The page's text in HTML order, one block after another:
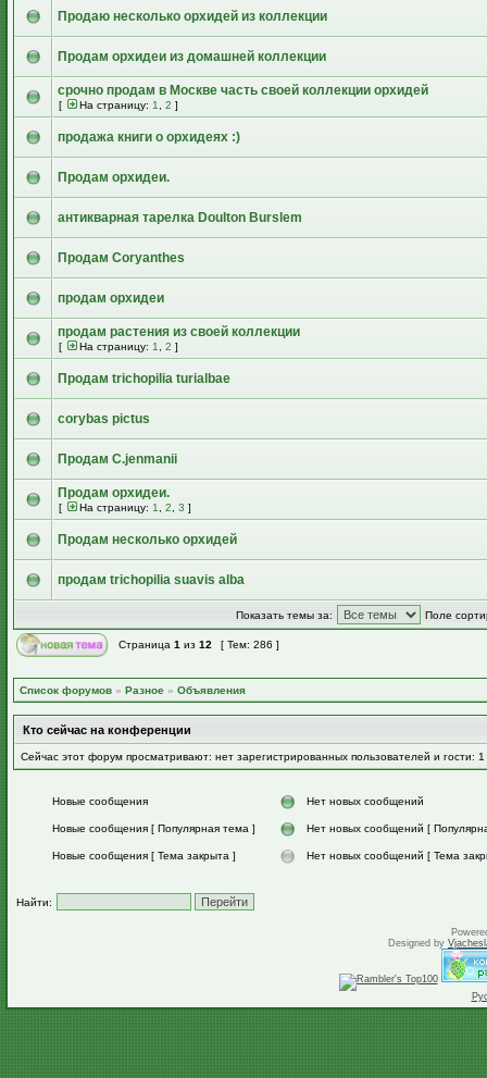
Продаю несколько орхидей из коллекции
Продам орхидеи из домашней коллекции
срочно продам в Москве часть своей коллекции орхидей
[ На страницу: 1 2 ]
продажа книги о орхидеях :)
Продам орхидеи.
антикварная тарелка Doulton Burslem
Продам Coryanthes
продам орхидеи
продам растения из своей коллекции
[ На страницу: 1 2 ]
Продам trichopilia turialbae
corybas pictus
Продам C.jenmanii
Продам орхидеи.
[ На страницу: 1 2 3 ]
Продам несколько орхидей
продам trichopilia suavis alba
Показать темы за: Поле
Страница 1 из 12 [ Тем: 286 ]
Список форумов » Разное » Объявления
Кто сейчас на конференции
Сейчас этот форум просматривают: нет зарегистрированных пользователей и гости: 1
Новые сообщения Нет новых сообщений
Новые сообщения [ Популярная тема ] Нет новых сообщений [
Новые сообщения [ Тема закрыта ] Нет новых сообщений [ Тема
Найти:
Designed by